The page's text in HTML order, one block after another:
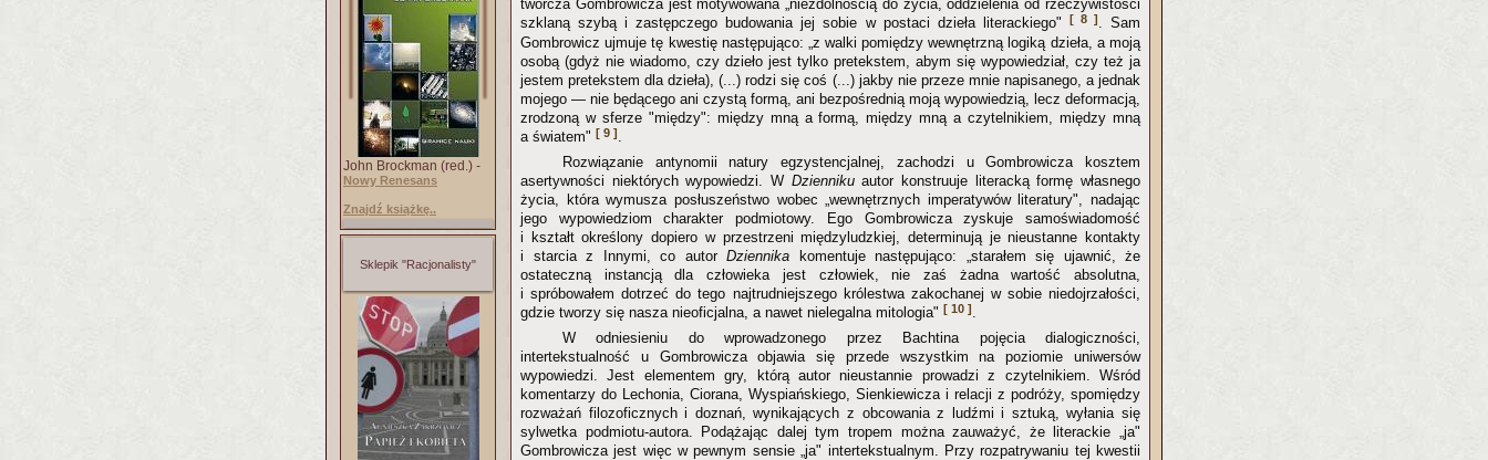
John Brockman (red.) -
Nowy Renesans
Znajdź książkę..
Sklepik "Racjonalisty"
twórcza Gombrowicza jest motywowana „niezdolnością do życia, oddzielenia od rzeczywistości
szklaną szybą i zastępczego budowania jej sobie w postaci dzieła literackiego"
[ 8 ] . Sam
Gombrowicz ujmuje tę kwestię następująco: „z walki pomiędzy wewnętrzną logiką dzieła, a moją
osobą (gdyż nie wiadomo, czy dzieło jest tylko pretekstem, abym się wypowiedział, czy też ja
jestem pretekstem dla dzieła), (...) rodzi się coś (...) jakby nie przeze mnie napisanego, a jednak
mojego — nie będącego ani czystą formą, ani bezpośrednią moją wypowiedzią, lecz deformacją,
zrodzoną w sferze "między": między mną a formą, między mną a czytelnikiem, między mną
a światem" [ 9 ] .
Rozwiązanie antynomii natury egzystencjalnej, zachodzi u Gombrowicza kosztem
asertywności niektórych wypowiedzi. W Dziennikuautor konstruuje literacką formę własnego
życia, która wymusza posłuszeństwo wobec „wewnętrznych imperatywów literatury", nadając
jego wypowiedziom charakter podmiotowy. Ego Gombrowicza zyskuje samoświadomość
i kształt określony dopiero w przestrzeni międzyludzkiej, determinują je nieustanne kontakty
i starcia z Innymi, co autor Dziennika komentuje następująco: „starałem się ujawnić, że
ostateczną instancją dla człowieka jest człowiek, nie zaś żadna wartość absolutna,
i spróbowałem dotrzeć do tego najtrudniejszego królestwa zakochanej w sobie niedojrzałości,
gdzie tworzy się nasza nieoficjalna, a nawet nielegalna mitologia" [ 10 ] .
W odniesieniu do wprowadzonego przez Bachtina pojęcia dialogiczności,
intertekstualność u Gombrowicza objawia się przede wszystkim na poziomie uniwersów
wypowiedzi. Jest elementem gry, którą autor nieustannie prowadzi z czytelnikiem. Wśród
komentarzy do Lechonia, Ciorana, Wyspiańskiego, Sienkiewicza i relacji z podróży, spomiędzy
rozważań filozoficznych i doznań, wynikających z obcowania z ludźmi i sztuką, wyłania się
sylwetka podmiotu-autora. Podążając dalej tym tropem można zauważyć, że literackie „ja"
Gombrowicza jest więc w pewnym sensie „ja" intertekstualnym. Przy rozpatrywaniu tej kwestii